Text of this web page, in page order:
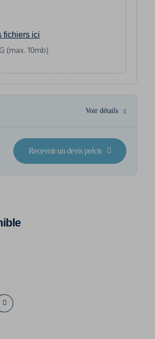
fichiers ici
(max. 10mb)
Voir détails
Recevoir un devis précis